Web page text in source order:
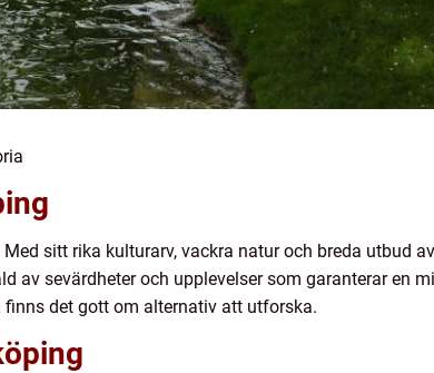
sitt rika kulturarv, vackra natur och breda utbud
sevärdheter och upplevelser som garanterar en
finns det gott om alternativ att utforska.